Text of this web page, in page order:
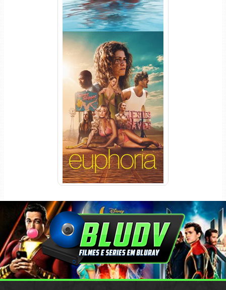
Euphoria 3ª Temporada
Torrent (2026) WEB-DL 1080p
Dual Áudio